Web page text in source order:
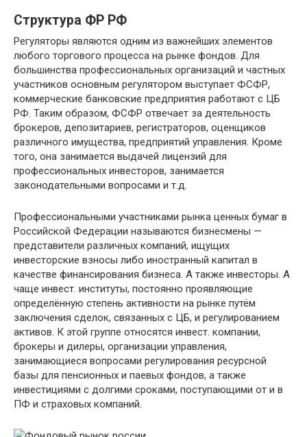
Структура ФР РФ
Регуляторы являются одним из важнейших элементов
любого торгового процесса на рынке фондов. Для
большинства профессиональных организаций и частных
участников основным регулятором выступает ФСФР,
коммерческие банковские предприятия работают с ЦБ
РФ. Таким образом, ФСФР отвечает за деятельность
брокеров, депозитариев, регистраторов, оценщиков
различного имущества, предприятий управления. Кроме
того, она занимается выдачей лицензий для
профессиональных инвесторов, занимается
законодательными вопросами и т.д.
Профессиональными участниками рынка ценных бумаг в
Российской Федерации называются бизнесмены —
представители различных компаний, ищущих
инвесторские взносы либо иностранный капитал в
качестве финансирования бизнеса. А также инвесторы. А
чаще инвест. институты, постоянно проявляющие
определённую степень активности на рынке путём
заключения сделок, связанных с ЦБ, и регулированием
активов. К этой группе относятся инвест. компании,
брокеры и дилеры, организации управления,
занимающиеся вопросами регулирования ресурсной
базы для пенсионных и паевых фондов, а также
инвестициями с долгими сроками, поступающими от и в
ПФ и страховых компаний.